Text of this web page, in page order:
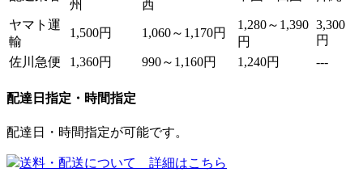
州
西
ヤマト運
輸
1,500円 1,060～1,170円
1,280～1,390
円
3,300
円
佐川急便
1,360円 990～1,160円 1,240円 ---
配達日指定・時間指定
配達日・時間指定が可能です。
送料・配送について 詳細はこちら